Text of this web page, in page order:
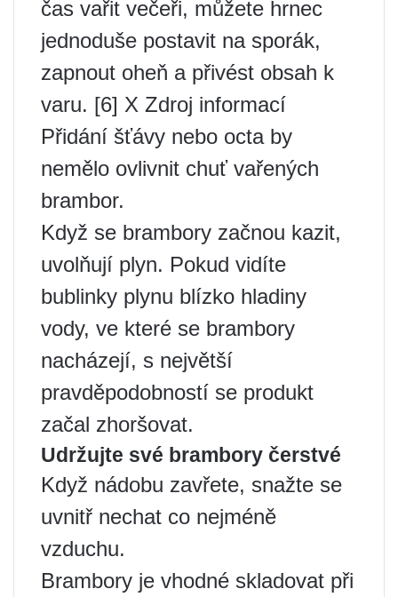
čas vařit večeři, můžete hrnec
jednoduše postavit na sporák,
zapnout oheň a přivést obsah k
varu. [6] X Zdroj informací
Přidání šťávy nebo octa by
nemělo ovlivnit chuť vařených
brambor.
Když se brambory začnou kazit,
uvolňují plyn. Pokud vidíte
bublinky plynu blízko hladiny
vody, ve které se brambory
nacházejí, s největší
pravděpodobností se produkt
začal zhoršovat.
Udržujte své brambory čerstvé
Když nádobu zavřete, snažte se
uvnitř nechat co nejméně
vzduchu.
Brambory je vhodné skladovat při